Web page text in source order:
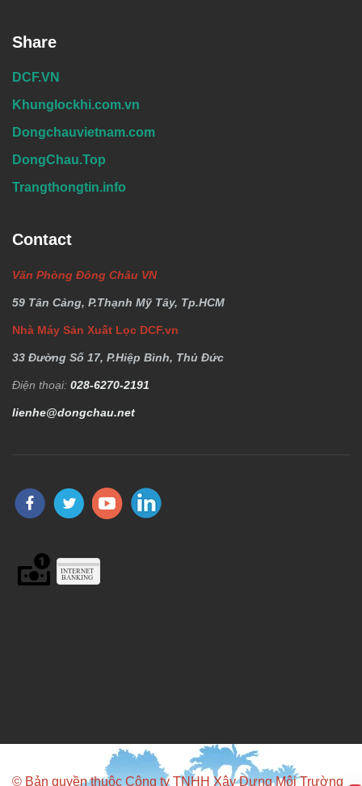
Share
DCF.VN
Khunglockhi.com.vn
Dongchauvietnam.com
DongChau.Top
Trangthongtin.info
Contact
Văn Phòng Đông Châu VN
59 Tân Cảng, P.Thạnh Mỹ Tây, Tp.HCM
Nhà Máy Sản Xuất Lọc DCF.vn
33 Đường Số 17, P.Hiệp Bình, Thủ Đức
Điện thoại: 028-6270-2191
lienhe@dongchau.net
© Bản quyền thuộc Công ty TNHH Xây Dựng Môi Trường